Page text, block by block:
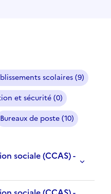
scolaires (9)
et sécurité (0)
Bureaux de poste (10)